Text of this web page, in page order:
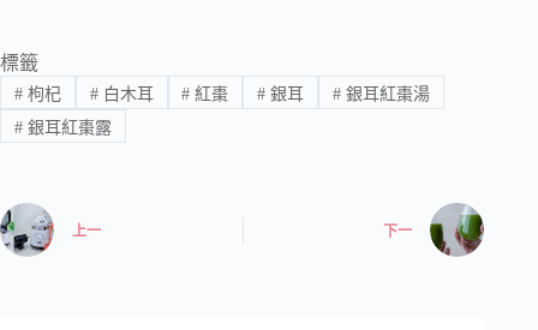
標籤
#枸杞 #白木耳 # 紅棗 # 銀耳 # 銀耳紅棗湯
#銀耳紅棗露
上一 下一